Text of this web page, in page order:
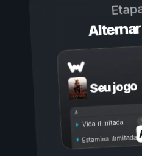
Seu jogo
Vida ilimitada
Estamina ilimitada